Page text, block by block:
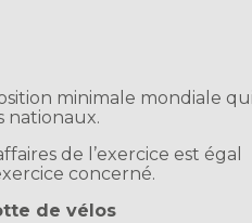
minimale mondiale
nationaux.
de l’exercice est égal
concerné.
de vélos